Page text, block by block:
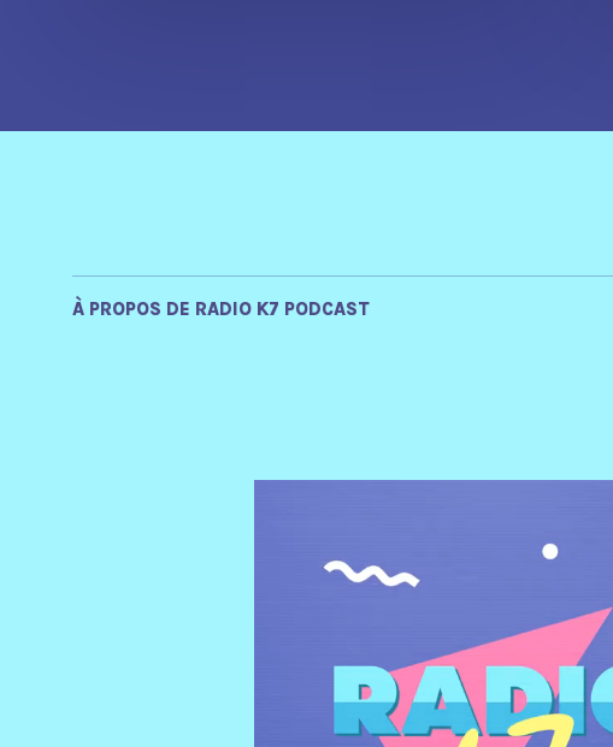
À PROPOS DE RADIO K7 PODCAST